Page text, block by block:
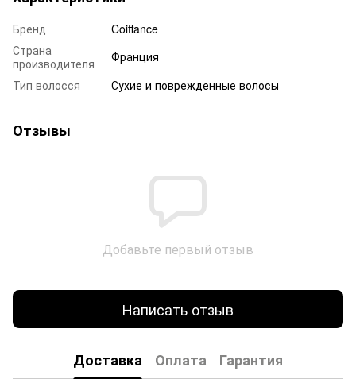
Бренд
Coiffance
Страна
производителя
Франция
Тип волосся
Сухие и поврежденные волосы
Отзывы
Добавьте первый отзыв
Написать отзыв
Доставка Оплата Гарантия